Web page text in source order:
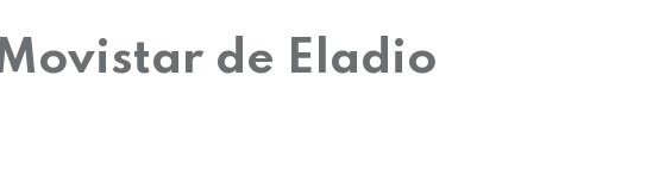
de Eladio